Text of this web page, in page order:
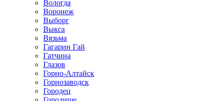
Вологда
Воронеж
Выборг
Выкса
Вязьма
Гагарин Гай
Гатчина
Глазов
Горно-Алтайск
Горнозаводск
Городец